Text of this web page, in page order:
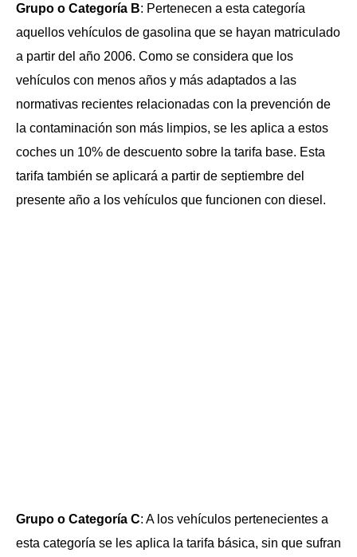
Grupo o Categoría B: Pertenecen a esta categoría
aquellos vehículos de gasolina que se hayan matriculado
a partir del año 2006. Como se considera que los
vehículos con menos años y más adaptados a las
normativas recientes relacionadas con la prevención de
la contaminación son más limpios, se les aplica a estos
coches un 10% de descuento sobre la tarifa base. Esta
tarifa también se aplicará a partir de septiembre del
presente año a los vehículos que funcionen con diesel.
Grupo o Categoría C: A los vehículos pertenecientes a
esta categoría se les aplica la tarifa básica, sin que sufran